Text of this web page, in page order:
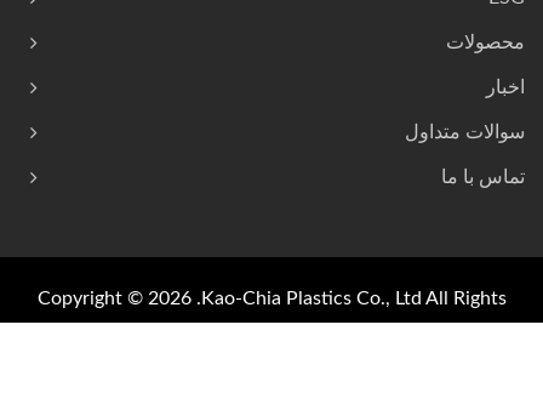
محصولات
اخبار
سوالات متداول
تماس با ما
Copyright © 2026 Kao-Chia Plastics Co., Ltd. All Rights